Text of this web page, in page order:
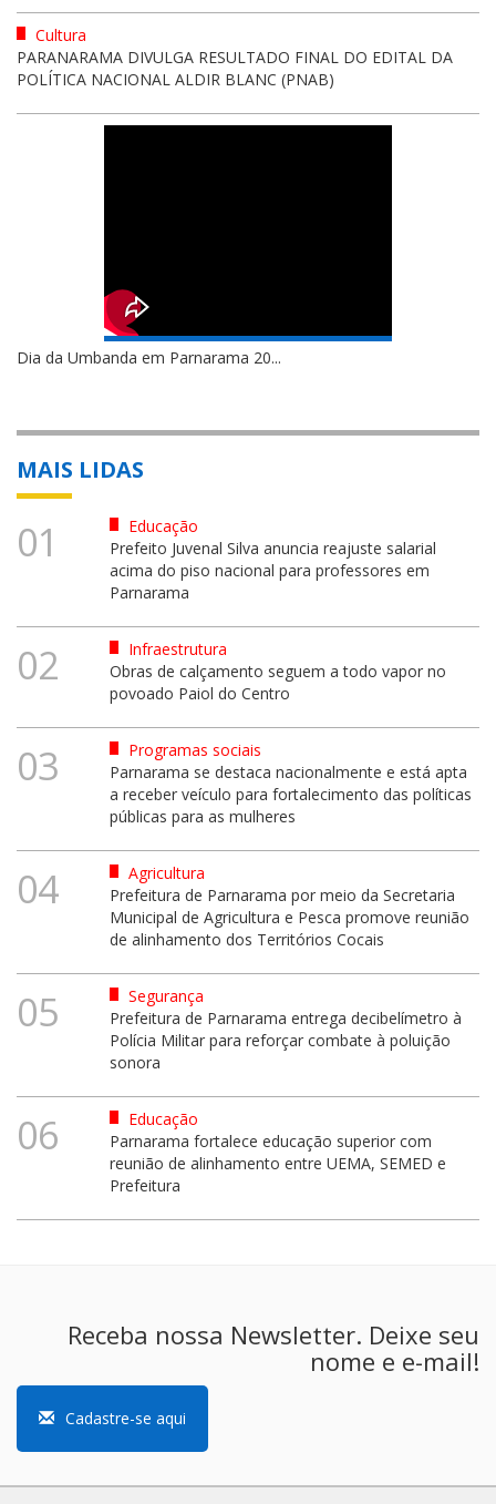
Cultura
PARANARAMA DIVULGA RESULTADO FINAL DO EDITAL DA
POLÍTICA NACIONAL ALDIR BLANC (PNAB)
Dia da Umbanda em Parnarama 20...
MAIS LIDAS
01
Educação
Prefeito Juvenal Silva anuncia reajuste salarial
acima do piso nacional para professores em
Parnarama
02
Infraestrutura
Obras de calçamento seguem a todo vapor no
povoado Paiol do Centro
03
Programas sociais
Parnarama se destaca nacionalmente e está apta
a receber veículo para fortalecimento das políticas
públicas para as mulheres
04
Agricultura
Prefeitura de Parnarama por meio da Secretaria
Municipal de Agricultura e Pesca promove reunião
de alinhamento dos Territórios Cocais
05
Segurança
Prefeitura de Parnarama entrega decibelímetro à
Polícia Militar para reforçar combate à poluição
sonora
06
Educação
Parnarama fortalece educação superior com
reunião de alinhamento entre UEMA, SEMED e
Prefeitura
Receba nossa Newsletter. Deixe seu
nome e e-mail!
Cadastre-se aqui